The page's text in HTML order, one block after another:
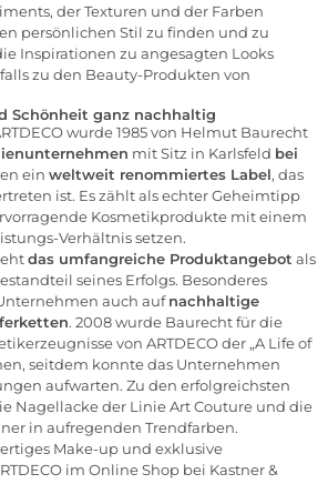
der Texturen und der Farben
persönlichen Stil zu finden und zu
Inspirationen zu angesagten Looks
zu den Beauty-Produkten von
Schönheit ganz nachhaltig
wurde 1985 von Helmut Baurecht
mit Sitz in Karlsfeld bei
ein weltweit renommiertes Label, das
ist. Es zählt als echter Geheimtipp
Kosmetikprodukte mit einem
Verhältnis setzen.
das umfangreiche Produktangebot als
seines Erfolgs. Besonderes
auch aufnachhaltige
. 2008 wurde Baurecht für die
von ARTDECO der „A Life of
seitdem konnte das Unternehmen
aufwarten. Zu den erfolgreichsten
Nagellackeder Linie Art Couture und die
in aufregenden Trendfarben.
Make-up und exklusive
im Online Shop bei Kastner &